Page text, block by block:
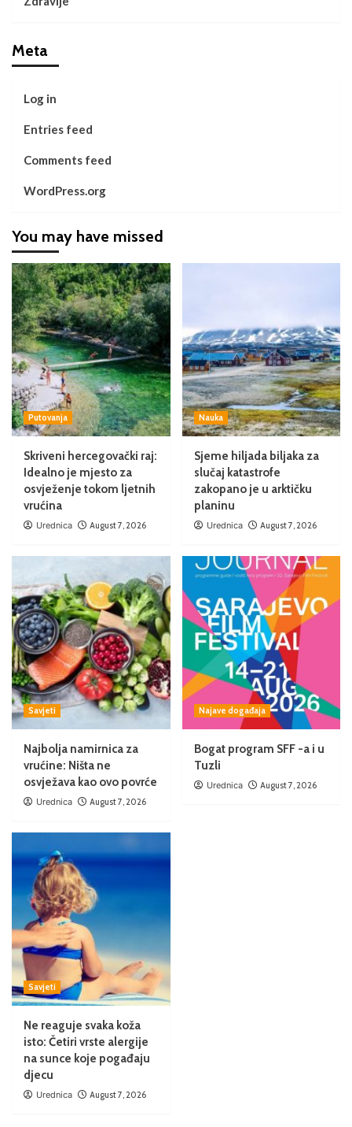
Meta
Log in
Entries feed
Comments feed
WordPress.org
You may have missed
Putovanja
Skriveni hercegovački raj:
Idealno je mjesto za
osvježenje tokom ljetnih
vrućina
Urednica August 7, 2026
Nauka
Sjeme hiljada biljaka za
slučaj katastrofe
zakopano je u arktičku
planinu
Urednica August 7, 2026
Savjeti
Najbolja namirnica za
vrućine: Ništa ne
osvježava kao ovo povrće
Urednica August 7, 2026
Najave događaja
Bogat program SFF -a i u
Tuzli
Urednica August 7, 2026
Savjeti
Ne reaguje svaka koža
isto: Četiri vrste alergije
na sunce koje pogađaju
djecu
Urednica August 7, 2026